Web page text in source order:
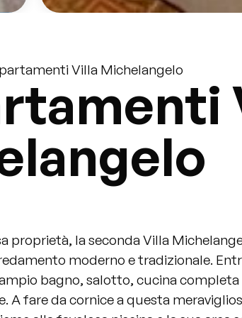
Villa Michelangelo
proprietà, la seconda Villa
moderno e tradizionale.
bagno, salotto, cucina
A fare da cornice a questa